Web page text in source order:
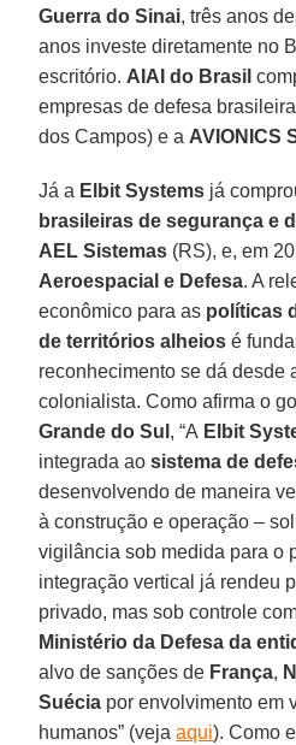
Guerra do Sinai, três anos
anos investe diretamente no
escritório. AIAI do Brasil
empresas de defesa
dos Campos) e a AVIONICS
Já a Elbit Systems já
brasileiras de segurança e
AEL Sistemas (RS), e, em
Aeroespacial e Defesa. A
econômico para as políticas
de territórios alheios é
reconhecimento se dá desde
colonialista. Como afirma o
Grande do Sul , “A Elbit
integrada aosistema de
desenvolvendo de maneira
à construção e operação –
vigilância sob medida para o
integração vertical já rendeu
privado, mas sob controle
Ministério da Defesa da
alvo de sanções de França,
Suécia por envolvimento em
humanos” (vejaaqui). Como